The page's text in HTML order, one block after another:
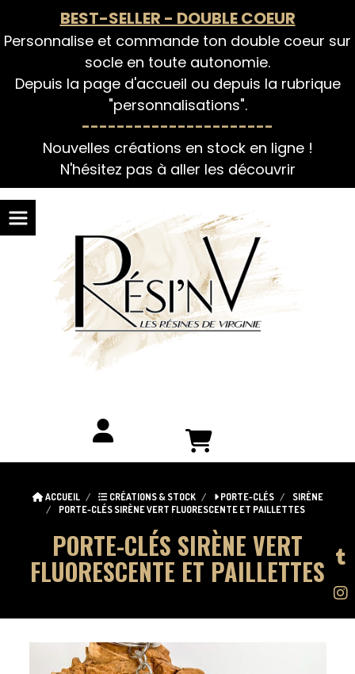
BEST-SELLER - DOUBLE COEUR
Personnalise et commande ton double coeur sur
socle en toute autonomie.
Depuis la page d'accueil ou depuis la rubrique
"personnalisations".
----------------------
Nouvelles créations en stock en ligne !
N'hésitez pas à aller les découvrir
ACCUEIL CRÉATIONS & STOCK PORTE-CLÉS
SIRÈNE
PORTE-CLÉS SIRÈNE VERT FLUORESCENTE ET PAILLETTES
PORTE-CLÉS SIRÈNE VERT
FLUORESCENTE ET PAILLETTES